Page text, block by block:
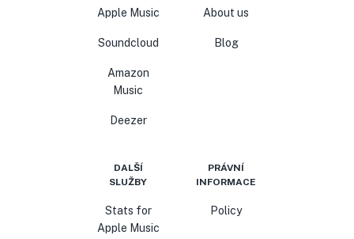
Apple Music
Soundcloud
Amazon
Music
Deezer
About us
Blog
DALŠÍ
SLUŽBY
Stats for
Apple Music
PRÁVNÍ
INFORMACE
Policy